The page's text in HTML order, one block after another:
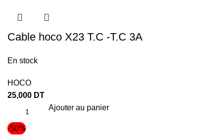
Cable hoco X23 T.C -T.C 3A
En stock
HOCO
25,000 DT
Ajouter au panier
-50%